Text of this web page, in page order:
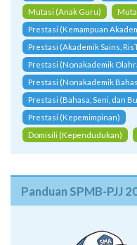
Mutasi (Anak Guru)
Prestasi (Kemampuan
Prestasi (Akademik Sains,
Prestasi (Nonakademik
Prestasi (Nonakademik
Prestasi (Bahasa, Seni, dan
Prestasi (Kepemimpinan)
Domisili (Kependudukan)
Panduan SPMB-PJJ